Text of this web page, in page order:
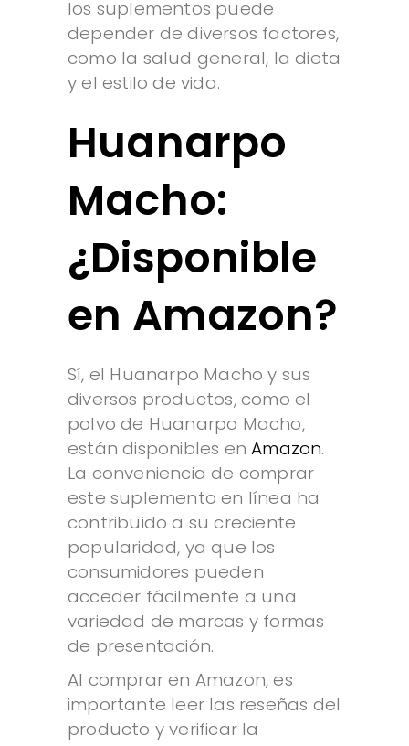
los suplementos puede
depender de diversos factores,
como la salud general, la dieta
y el estilo de vida.
Huanarpo
Macho:
¿Disponible
en Amazon?
Sí, el Huanarpo Macho y sus
diversos productos, como el
polvo de Huanarpo Macho,
están disponibles enAmazon.
La conveniencia de comprar
este suplemento en línea ha
contribuido a su creciente
popularidad, ya que los
consumidores pueden
acceder fácilmente a una
variedad de marcas y formas
de presentación.
Al comprar en Amazon, es
importante leer las reseñas del
producto y verificar la